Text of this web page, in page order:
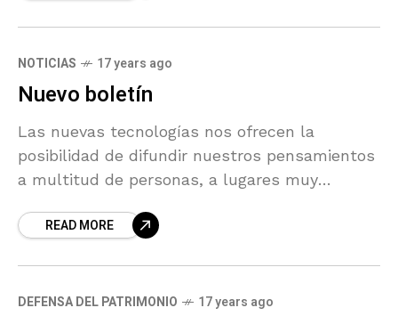
NOTICIAS 17 years ago
Nuevo boletín
Las nuevas tecnologías nos ofrecen la
posibilidad de difundir nuestros pensamientos
a multitud de personas, a lugares muy
más rápida, más económica, más
READ MORE
DEFENSA DEL PATRIMONIO 17 years ago